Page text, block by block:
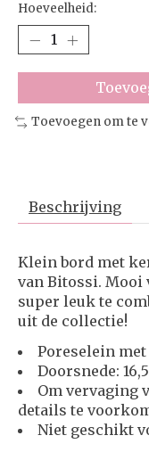
Hoeveelheid:
Toevoegen om te
Beschrijving
Klein bord met
van Bitossi. Mooi
super leuk te
uit de collectie!
Poreselein met
Doorsnede:
Om vervaging
details te
Niet geschikt